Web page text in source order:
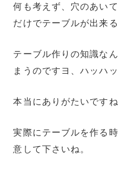
何も考えず、穴のあい
だけでテーブルが出来
テーブル作りの知識な
まうのですヨ、ハッハッ
本当にありがたいです
実際にテーブルを作る
意して下さいね。